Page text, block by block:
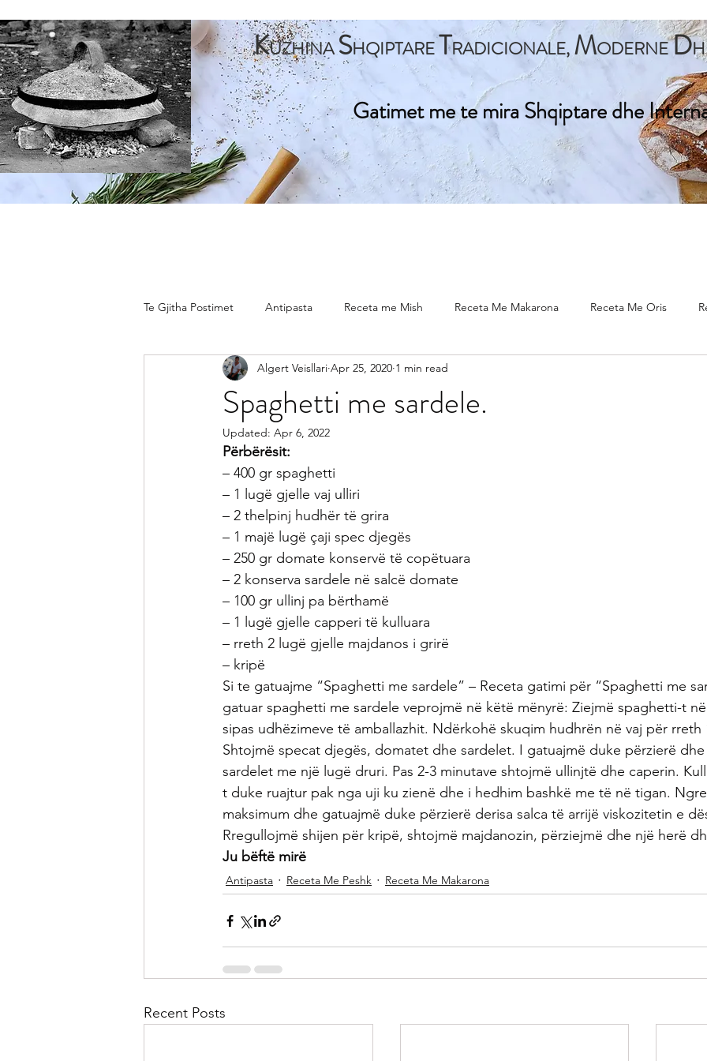
KUZHINASHQIPTARETRADICIONALE,MODERNED
Gatimet me te mira Shqiptare dhe
Te Gjitha Postimet Antipasta Receta me Mish Receta Me Makarona Receta Me Oris
Receta Me Peshk Receta Vegjetariane Gatime Tradicionale
Sallata Pije
Receta per Femije Keshilla per Femijet
Spaghetti me sardele.
Algert Veisllari Apr 25, 2020 1 min read
Updated: Apr 6, 2022
Përbërësit:
– 400 gr spaghetti
– 1 lugë gjelle vaj ulliri
– 2 thelpinj hudhër të grira
– 1 majë lugë çaji spec djegës
– 250 gr domate konservë të copëtuara
– 2 konserva sardele në salcë domate
– 100 gr ullinj pa bërthamë
– 1 lugë gjelle capperi të kulluara
– rreth 2 lugë gjelle majdanos i grirë
– kripë
Si te gatuajme “Spaghetti me sardele” – Receta gatimi për “Spaghetti me
gatuar spaghetti me sardele veprojmë në këtë mënyrë: Ziejmë spaghetti-t
sipas udhëzimeve të amballazhit. Ndërkohë skuqim hudhrën në vaj për rreth
Shtojmë specat djegës, domatet dhe sardelet. I gatuajmë duke përzierë
sardelet me një lugë druri. Pas 2-3 minutave shtojmë ullinjtë dhe caperin.
t duke ruajtur pak nga uji ku zienë dhe i hedhim bashkë me të në tigan.
maksimum dhe gatuajmë duke përzierë derisa salca të arrijë viskozitetin e
Rregullojmë shijen për kripë, shtojmë majdanozin, përziejmë dhe një herë
Ju bëftë mirë
Antipasta Receta Me Peshk Receta Me Makarona
Recent Posts